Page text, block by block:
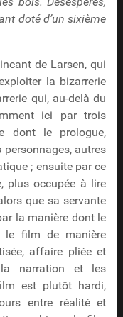
doté d’un sixième
de Larsen, qui
la bizarrerie
qui, au-delà du
ici par trois
dont le prologue,
autres
; ensuite par ce
plus occupée à lire
que sa servante
la manière dont le
le film de manière
affaire pliée et
narration et les
est plutôt hardi,
entre réalité et